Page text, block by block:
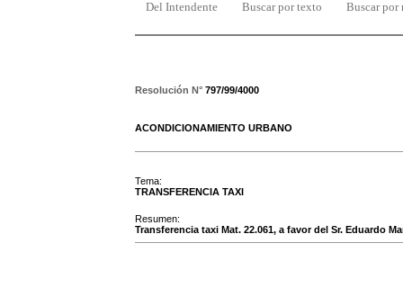
Del Intendente Buscar por texto Buscar por
Resolución N° 797/99/4000
ACONDICIONAMIENTO URBANO
Tema:
TRANSFERENCIA TAXI
Resumen:
Transferencia taxi Mat. 22.061, a favor del Sr. Eduardo